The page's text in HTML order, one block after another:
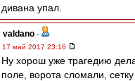
дивана упал.
valdano -
17 май 2017 23:16
Ну хорош уже трагедию
поле, ворота сломали,